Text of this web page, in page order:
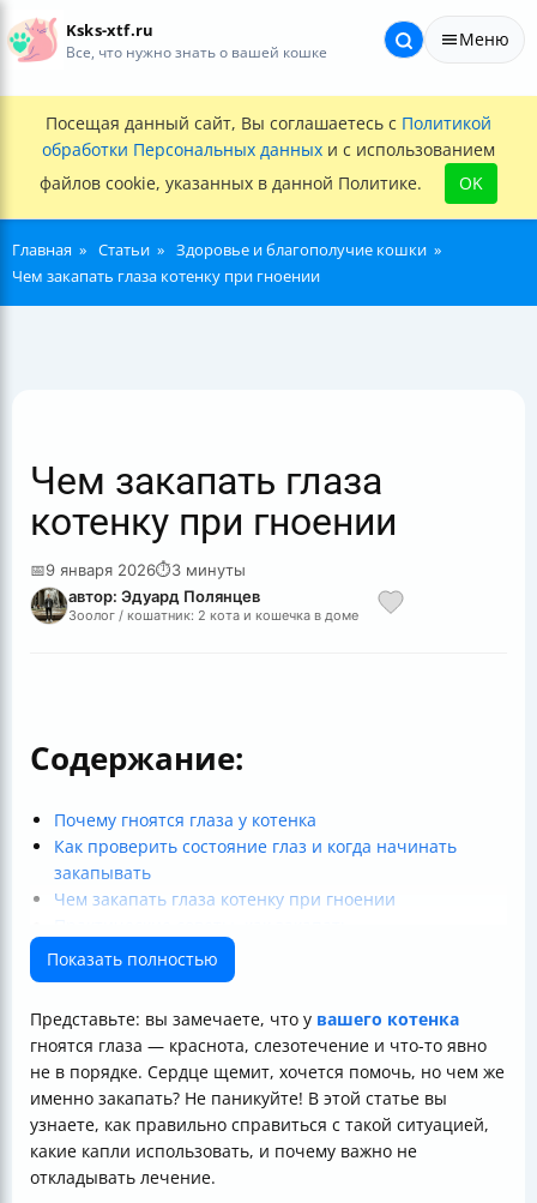
Ksks-xtf.ru
Все, что нужно знать о вашей кошке
Меню
Посещая данный сайт, Вы соглашаетесь с Политикой
обработки Персональных данных и с использованием
файлов cookie, указанных в данной Политике.
OK
Главная Статьи
Здоровье и благополучие кошки
Чем закапать глаза котенку при гноении
Чем закапать глаза
котенку при гноении
📅9 января 2026⏱3 минуты
автор: Эдуард Полянцев
Зоолог / кошатник: 2 кота и кошечка в доме
Содержание:
Почему гноятся глаза у котенка
Как проверить состояние глаз и когда начинать
закапывать
Чем закапать глаза котенку при гноении
Почему нельзя откладывать лечение и что будет если
игнорировать
Подведём итог
Показать полностью
Представьте: вы замечаете, что у вашего котенка
гноятся глаза — краснота, слезотечение и что-то явно
не в порядке. Сердце щемит, хочется помочь, но чем же
именно закапать? Не паникуйте! В этой статье вы
узнаете, как правильно справиться с такой ситуацией,
какие капли использовать, и почему важно не
откладывать лечение.